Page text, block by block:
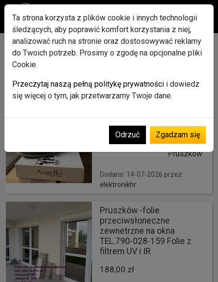
Ogłoszenia w Pruszków
38 oksfordki polska marka
99,00 zł
Pruszków
Dodano: 14-07-2026 przez:
elektronikhr
Pruszków -folie
przeciwsłoneczne
zewnetrzne na okna
TEL.790-028-159 Folie z
filtrem UV i IR
188,00 zł
Ta strona korzysta z plików cookie i innych technologii
śledzących, aby poprawić komfort korzystania z niej,
analizować ruch na stronie oraz dostosowywać reklamy
do Twoich potrzeb. Prosimy o zgodę na opcjonalne pliki
Cookie.
Przeczytaj naszą pełną politykę prywatności i dowiedz
się więcej o tym, jak przetwarzamy Twoje dane.
Odrzuć Zgadzam się